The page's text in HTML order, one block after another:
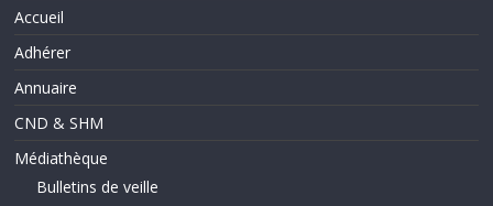
Accueil
Adhérer
Annuaire
CND & SHM
Médiathèque
Bulletins de veille